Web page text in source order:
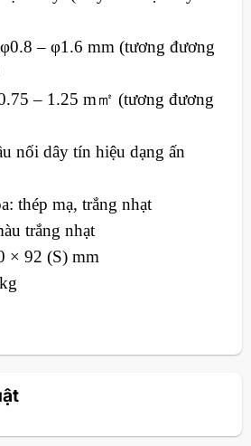
– φ1.6 mm (tương đương
– 1.25 m㎡ (tương đương
nối dây tín hiệu dạng ấn
thép mạ, trắng nhạt
trắng nhạt
× 92 (S) mm